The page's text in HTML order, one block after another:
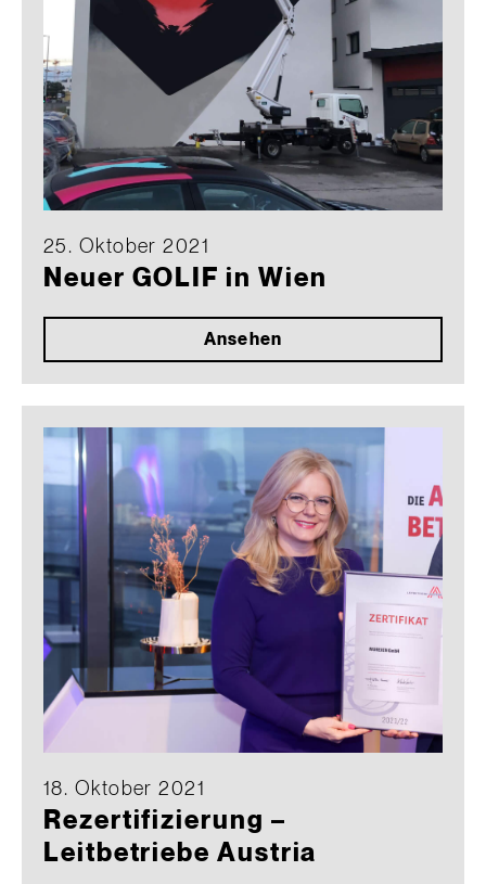
25. Oktober 2021
Neuer GOLIF in Wien
Ansehen
18. Oktober 2021
Rezertifizierung –
Leitbetriebe Austria